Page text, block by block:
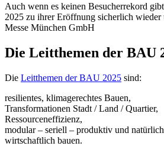
Auch wenn es keinen Besucherrekord
2025 zu ihrer Eröffnung sicherlich wieder
Messe München GmbH
Die Leitthemen der BAU
Die Leitthemen der BAU 2025 sind:
resilientes, klimagerechtes Bauen,
Transformationen Stadt / Land / Quartier,
Ressourceneffizienz,
modular – seriell – produktiv und natürlich
wirtschaftlich bauen.